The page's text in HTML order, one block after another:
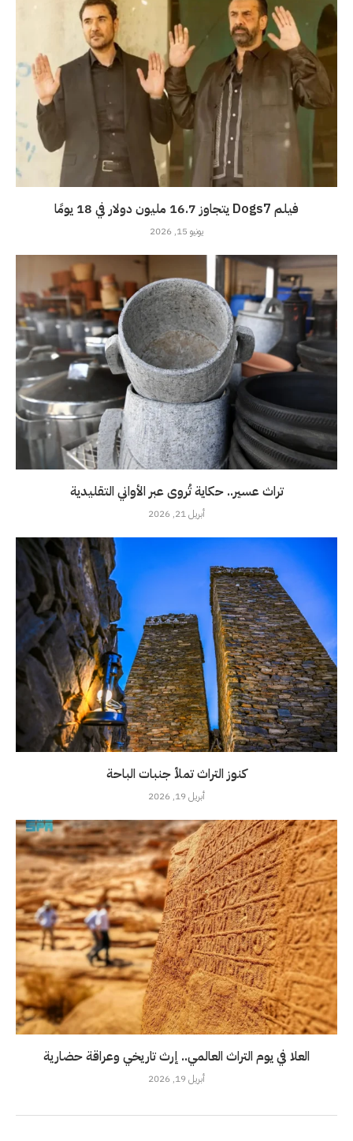
فيلم Dogs7 يتجاوز 16.7 مليون دولار في 18 يومًا
يونيو 15, 2026
تراث عسير.. حكاية تُروى عبر الأواني التقليدية
أبريل 21, 2026
كنوز التراث تملأ جنبات الباحة
أبريل 19, 2026
العلا في يوم التراث العالمي.. إرث تاريخي وعراقة حضارية
أبريل 19, 2026